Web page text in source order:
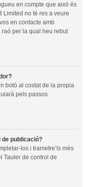
en compte que això és
Limited no té res a veure
en contacte amb
raó per la qual heu rebut
botó al costat de la propia
pels passos
de publicació?
los i trametre’ls més
Tauler de control de